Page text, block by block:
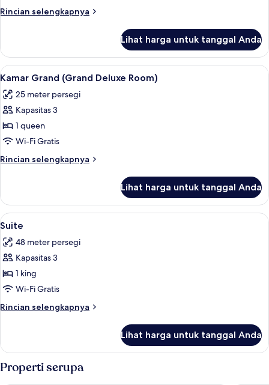
Rincian selengkapnya
Rincian
Kamar
Deluks
Lihat harga untuk tanggal Anda
Lihat
semua
foto
untuk
Kamar
Grand
(Grand
Deluxe
7
Kamar Grand (Grand Deluxe Room)
25 meter persegi
Kapasitas 3
1 queen
Wi-Fi Gratis
Rincian selengkapnya
Rincian
Kamar
Grand
(Grand
Room)
Lihat harga untuk tanggal Anda
Lihat
semua
foto
untuk
Suite
Suite | Brankas, meja kerja, setrika/
5
Suite
48 meter persegi
Kapasitas 3
1 king
Wi-Fi Gratis
Rincian selengkapnya
Rincian
Suite
Lihat harga untuk tanggal Anda
Properti serupa